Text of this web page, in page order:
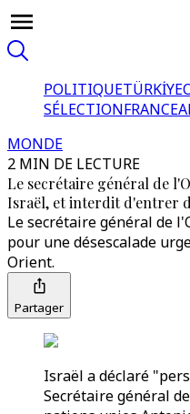
POLITIQUETÜRKİYE
SÉLECTIONFRANCE
MONDE
2 MIN DE LECTURE
Le secrétaire général de
Israël, et interdit d'entrer
Le secrétaire général de
pour une désescalade
Orient.
Partager
Israël a déclaré
Secrétaire général